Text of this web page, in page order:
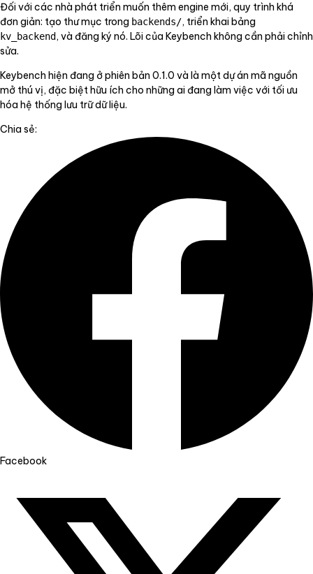
Đối với các nhà phát triển muốn thêm engine mới, quy trình khá
đơn giản: tạo thư mục trong backends/, triển khai bảng
kv_backend, và đăng ký nó. Lõi của Keybench không cần phải chỉnh
sửa.
Keybench hiện đang ở phiên bản 0.1.0 và là một dự án mã nguồn
mở thú vị, đặc biệt hữu ích cho những ai đang làm việc với tối ưu
hóa hệ thống lưu trữ dữ liệu.
Chia sẻ:
Facebook